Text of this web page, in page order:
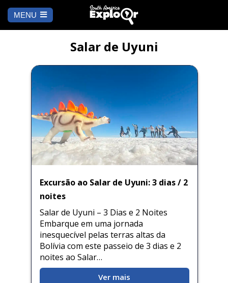
MENU
COMEÇAR
PARA ONDE IR
Cusco
Lima
Manu
Puno
PENDÊNCIA
Arequipa
Camino Inca
Iquitos
Quillabamba
Salkantay
SALAR DE
UYUNI
BLOG
CONTATE-NOS
Salar de Uyuni
Excursão ao Salar de Uyuni: 3 dias / 2
noites
Salar de Uyuni – 3 Dias e 2 Noites
Embarque em uma jornada
inesquecível pelas terras altas da
Bolívia com este passeio de 3 dias e 2
noites ao Salar…
Ver mais